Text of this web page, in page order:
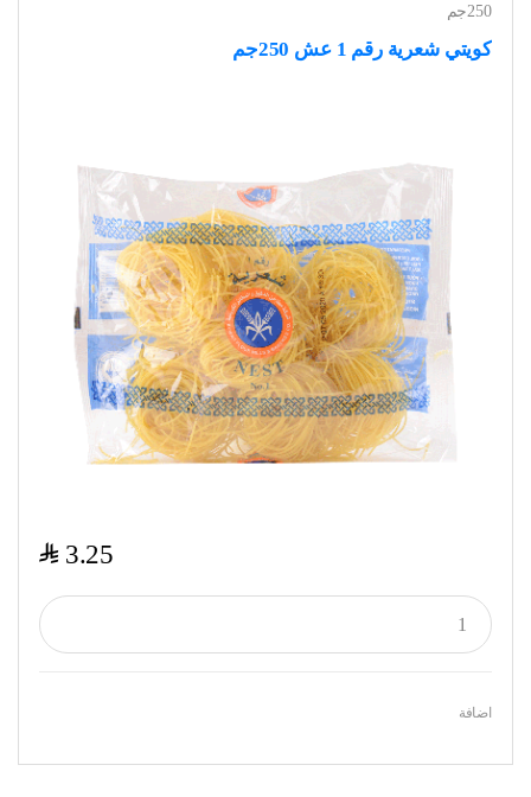
250جم
كويتي شعرية رقم 1 عش 250جم
3.25
$
اضافة